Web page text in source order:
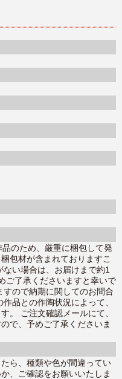
のため、厳重に梱包して発
包材が含まれておりますこ
い場合は、お届けまで約1
ご了承くださいますと幸いで
ので納期に関してのお問合
品との作陶状況によって、
。 ご注文確認メールにて、
で、予めご了承くださいま
ら、種類や色が間違ってい
、ご確認をお願いいたしま